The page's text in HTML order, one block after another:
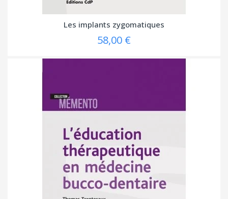
Les implants zygomatiques
58,00 €